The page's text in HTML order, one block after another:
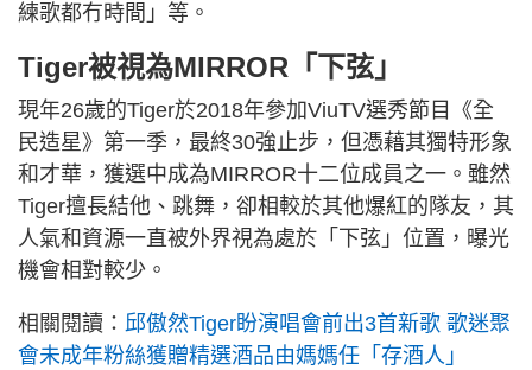
練歌都冇時間」等。
Tiger被視為MIRROR「下弦」
現年26歲的Tiger於2018年參加ViuTV選秀節目《全
民造星》第一季，最終30強止步，但憑藉其獨特形象
和才華，獲選中成為MIRROR十二位成員之一。雖然
Tiger擅長結他、跳舞，卻相較於其他爆紅的隊友，其
人氣和資源一直被外界視為處於「下弦」位置，曝光
機會相對較少。
相關閱讀： 邱傲然Tiger盼演唱會前出3首新歌 歌迷聚
會未成年粉絲獲贈精選酒品由媽媽任「存酒人」